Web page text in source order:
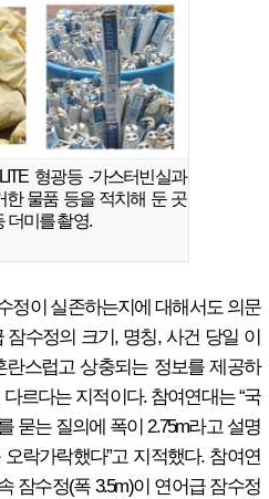
형광등 -가스터빈실과
한 물품 등을 적치해 둔 곳
더미를 촬영.
정이 실존하는지에 대해서도 의문
수정의 크기, 명칭, 사건 당일 이
스럽고 상충되는 정보를 제공하
르다는 지적이다. 참여연대는 “국
묻는 질의에 폭이 2.75m라고 설명
락가락했다”고 지적했다. 참여연
잠수정(폭 3.5m)이 연어급 잠수정